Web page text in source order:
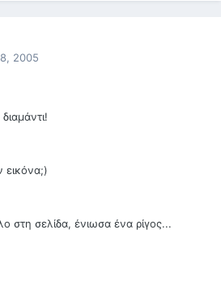
2005
εικόνα;)
στη σελίδα, ένιωσα ένα ρίγος...